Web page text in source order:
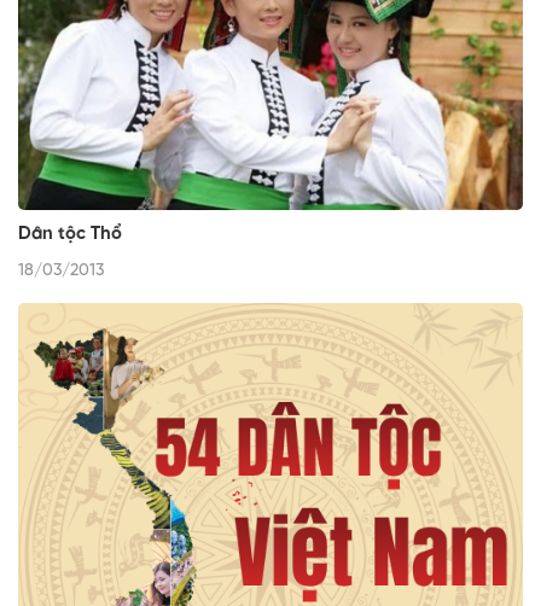
Dân tộc Thổ
18/03/2013